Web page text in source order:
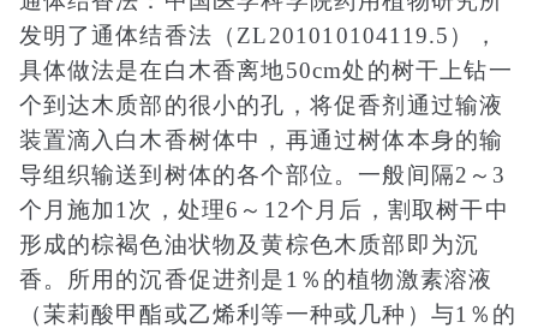
发明了通体结香法（ZL201010104119.5），
具体做法是在白木香离地50cm处的树干上钻一
个到达木质部的很小的孔，将促香剂通过输液
装置滴入白木香树体中，再通过树体本身的输
导组织输送到树体的各个部位。一般间隔2～3
个月施加1次，处理6～12个月后，割取树干中
形成的棕褐色油状物及黄棕色木质部即为沉
香。所用的沉香促进剂是1％的植物激素溶液
（茉莉酸甲酯或乙烯利等一种或几种）与1％的